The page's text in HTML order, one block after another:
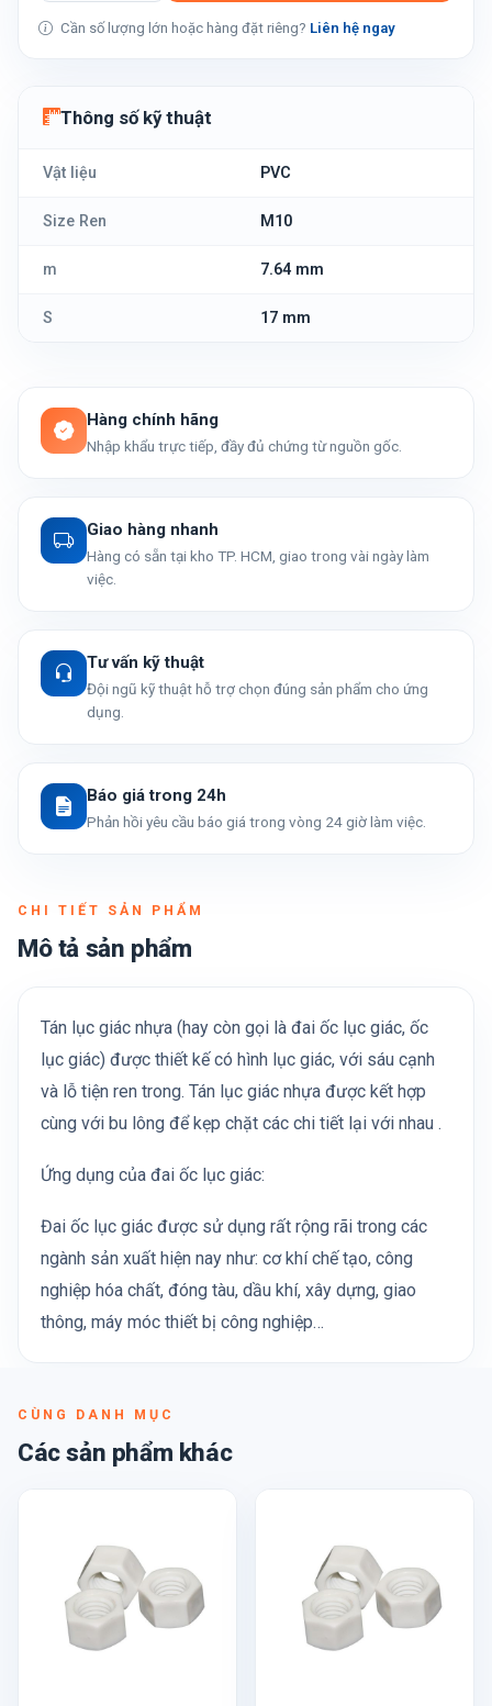
Cần số lượng lớn hoặc hàng đặt riêng? Liên hệ ngay
Thông số kỹ thuật
Vật liệu PVC
Size Ren M10
m 7.64 mm
S 17 mm
Hàng chính hãng
Nhập khẩu trực tiếp, đầy đủ chứng từ nguồn gốc.
Giao hàng nhanh
Hàng có sẵn tại kho TP. HCM, giao trong vài ngày làm
việc.
Tư vấn kỹ thuật
Đội ngũ kỹ thuật hỗ trợ chọn đúng sản phẩm cho ứng
dụng.
Báo giá trong 24h
Phản hồi yêu cầu báo giá trong vòng 24 giờ làm việc.
CHI TIẾT SẢN PHẨM
Mô tả sản phẩm
Tán lục giác nhựa (hay còn gọi là đai ốc lục giác, ốc
lục giác) được thiết kế có hình lục giác, với sáu cạnh
và lỗ tiện ren trong. Tán lục giác nhựa được kết hợp
cùng với bu lông để kẹp chặt các chi tiết lại với nhau .
Ứng dụng của đai ốc lục giác:
Đai ốc lục giác được sử dụng rất rộng rãi trong các
ngành sản xuất hiện nay như: cơ khí chế tạo, công
nghiệp hóa chất, đóng tàu, dầu khí, xây dựng, giao
thông, máy móc thiết bị công nghiệp…
CÙNG DANH MỤC
Các sản phẩm khác